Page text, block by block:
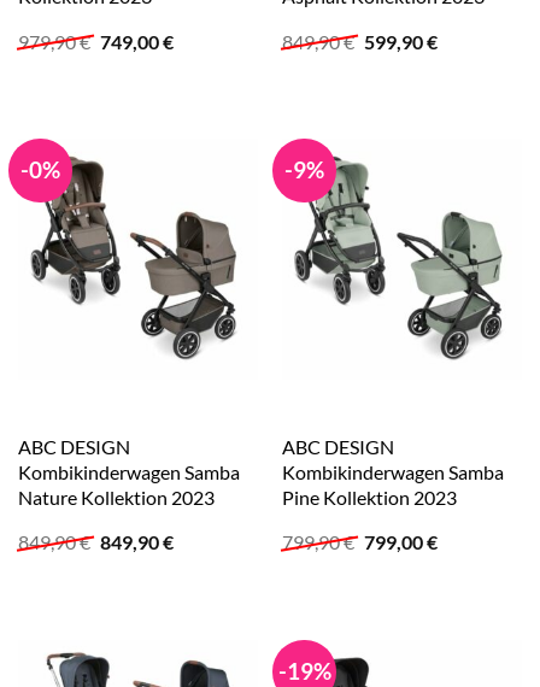
979,90€ Ursprünglicher
Preis
749,00€Aktueller
849,90€ Ursprünglicher
Preis
599,90€Aktueller
-0%
ABC DESIGN
Kombikinderwagen Samba
Nature Kollektion 2023
849,90€ Ursprünglicher
849,90€Aktueller
-9%
ABC DESIGN
Kombikinderwagen Samba
Pine Kollektion 2023
799,90€ Ursprünglicher
799,00€Aktueller
-19%